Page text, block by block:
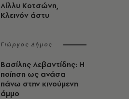
Λίλλυ Κοτσώνη,
Κλεινόν άστυ
Γιώργος Δήμος
Βασίλης Λεβαντίδης: Η
ποίηση ως ανάσα
πάνω στην κινούμενη
άμμο